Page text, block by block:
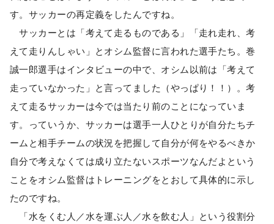
す。サッカーの再定義をしたんですね。
サッカーとは「考えて走るものである」「走れ走れ、考
えて走りんしゃい」とオシム監督に言われた選手たち。巻
誠一郎選手はインタビューの中で、オシム以前は「考えて
走っていなかった」と言ってました（やっぱり！！）。考
えて走るサッカーは今では当たり前のことになっていま
す。っていうか、サッカーは選手一人ひとりが自分たちチ
ームと相手チームの状況を把握して自分が何をやるべきか
自分で考えなくては成り立たないスポーツなんだよという
ことをオシム監督はトレーニングをとおして具体的に示し
たのですね。
「水をくむ人／水を運ぶ人／水を飲む人」という役割分